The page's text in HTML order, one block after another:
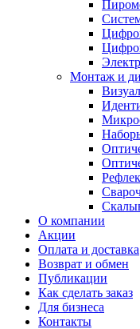
Монтаж и
О компании
Акции
Оплата и доставка
Возврат и обмен
Публикации
Как сделать заказ
Для бизнеса
Контакты